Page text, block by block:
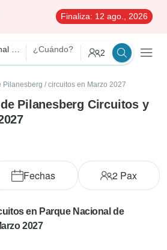
Finaliza: 12 ago., 2026
¿Cuándo? 2
Pilanesberg / circuitos en Marzo 2027
Pilanesberg Circuitos y
Fechas 2 Pax
en Parque Nacional de
2027